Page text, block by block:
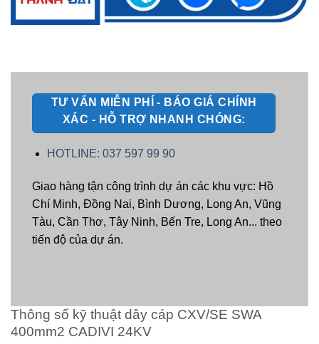
TƯ VẤN MIỄN PHÍ - BÁO GIÁ CHÍNH
XÁC - HỖ TRỢ NHANH CHÓNG:
HOTLINE: 037 597 99 90
Giao hàng tận công trình dự án các khu vực: Hồ
Chí Minh, Đồng Nai, Bình Dương, Long An, Vũng
Tàu, Cần Thơ, Tây Ninh, Bến Tre, Long An... theo
tiến độ của dự án.
Thông số kỹ thuật dây cáp CXV/SE SWA
400mm2 CADIVI 24KV